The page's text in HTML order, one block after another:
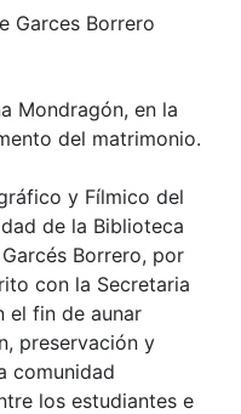
Garces Borrero
Mondragón, en la
del matrimonio.
y Fílmico del
de la Biblioteca
Borrero, por
con la Secretaria
el fin de aunar
preservación y
comunidad
los estudiantes e